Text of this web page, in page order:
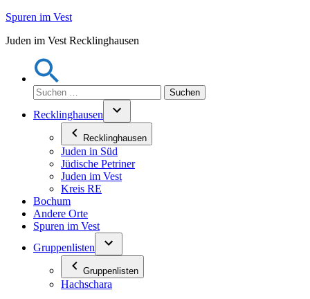
Zum
springen
Spuren im Vest
Juden im Vest Recklinghausen
Suchen
nach:
Recklinghausen
Recklinghausen
Juden in Süd
Jüdische Petriner
Juden im Vest
Kreis RE
Bochum
Andere Orte
Spuren im Vest
Gruppenlisten
Gruppenlisten
Hachschara